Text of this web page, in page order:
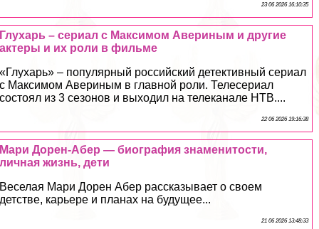
23 06 2026 16:10:35
Глухарь – сериал с Максимом Авериным и другие
актеры и их роли в фильме
«Глухарь» – популярный российский детективный сериал
с Максимом Авериным в главной роли. Телесериал
состоял из 3 сезонов и выходил на телеканале НТВ....
22 06 2026 19:16:38
Мари Дорен-Абер — биография знаменитости,
личная жизнь, дети
Веселая Мари Дорен Абер рассказывает о своем
детстве, карьере и планах на будущее...
21 06 2026 13:48:33